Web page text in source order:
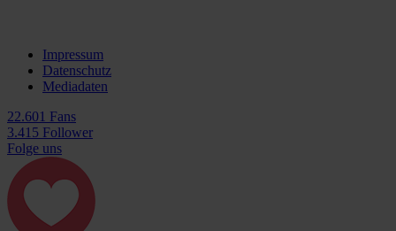
Impressum
Datenschutz
Mediadaten
22.601 Fans
3.415 Follower
Folge uns